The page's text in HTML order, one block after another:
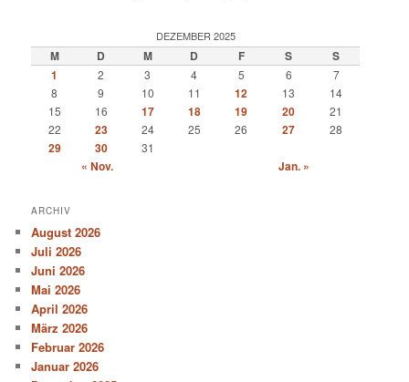
DEZEMBER 2025
M D M D F S
S
1
2 3 4 5 6
7
8
9 10 11 12 13
14
15
16 17 18 19 20
21
22
23 24 25 26 27 28
29 30 31
« Nov. Jan. »
ARCHIV
August 2026
Juli 2026
Juni 2026
Mai 2026
April 2026
März 2026
Februar 2026
Januar 2026